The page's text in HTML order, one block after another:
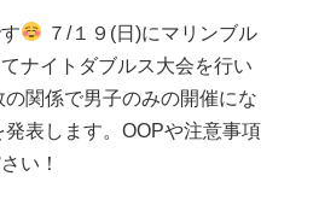
７/１９(日)にマリンブル
ナイトダブルス大会を行い
の関係で男子のみの開催にな
発表します。OOPや注意事項
い！